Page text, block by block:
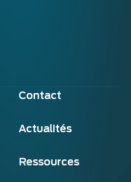
Contact
Actualités
Ressources